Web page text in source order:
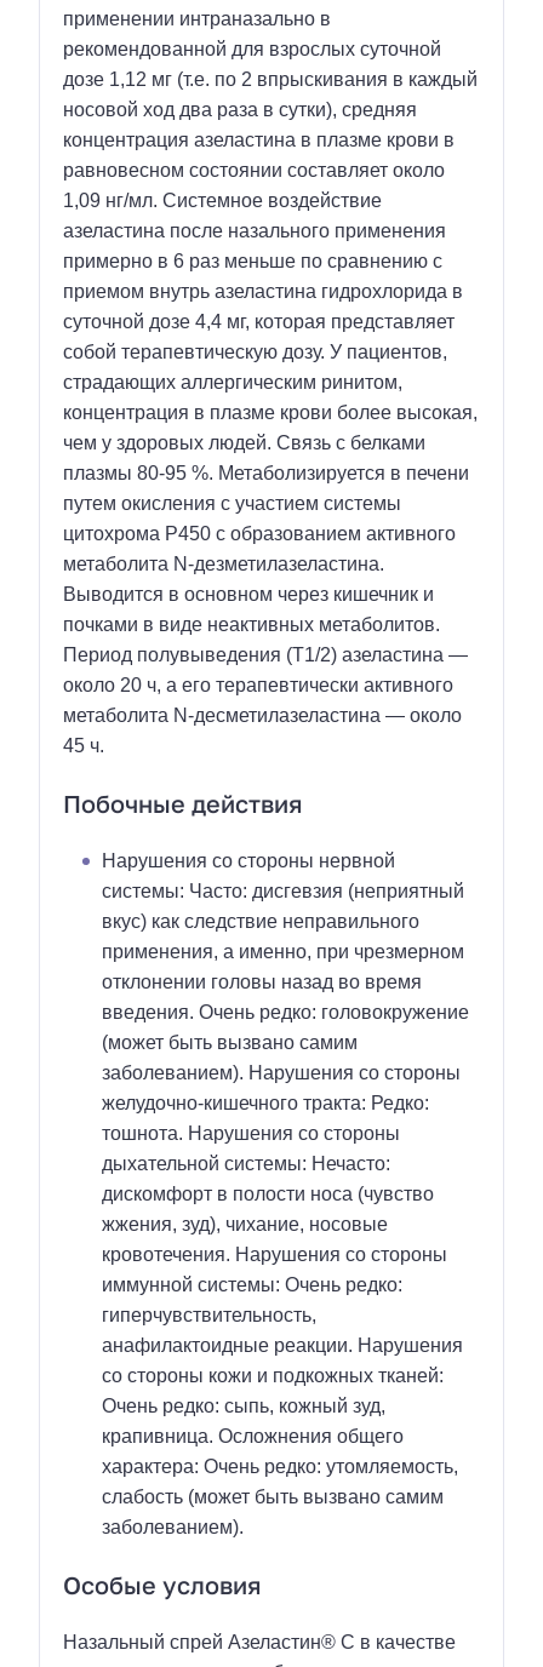
применении интраназально в
рекомендованной для взрослых суточной
дозе 1,12 мг (т.е. по 2 впрыскивания в каждый
носовой ход два раза в сутки), средняя
концентрация азеластина в плазме крови в
равновесном состоянии составляет около
1,09 нг/мл. Системное воздействие
азеластина после назального применения
примерно в 6 раз меньше по сравнению с
приемом внутрь азеластина гидрохлорида в
суточной дозе 4,4 мг, которая представляет
собой терапевтическую дозу. У пациентов,
страдающих аллергическим ринитом,
концентрация в плазме крови более высокая,
чем у здоровых людей. Связь с белками
плазмы 80-95 %. Метаболизируется в печени
путем окисления с участием системы
цитохрома P450 с образованием активного
метаболита N-дезметилазеластина.
Выводится в основном через кишечник и
почками в виде неактивных метаболитов.
Период полувыведения (T1/2) азеластина —
около 20 ч, а его терапевтически активного
метаболита N-десметилазеластина — около
45 ч.
Побочные действия
Нарушения со стороны нервной
системы: Часто: дисгевзия (неприятный
вкус) как следствие неправильного
применения, а именно, при чрезмерном
отклонении головы назад во время
введения. Очень редко: головокружение
(может быть вызвано самим
заболеванием). Нарушения со стороны
желудочно-кишечного тракта: Редко:
тошнота. Нарушения со стороны
дыхательной системы: Нечасто:
дискомфорт в полости носа (чувство
жжения, зуд), чихание, носовые
кровотечения. Нарушения со стороны
иммунной системы: Очень редко:
гиперчувствительность,
анафилактоидные реакции. Нарушения
со стороны кожи и подкожных тканей:
Очень редко: сыпь, кожный зуд,
крапивница. Осложнения общего
характера: Очень редко: утомляемость,
слабость (может быть вызвано самим
заболеванием).
Особые условия
Назальный спрей Азеластин® C в качестве